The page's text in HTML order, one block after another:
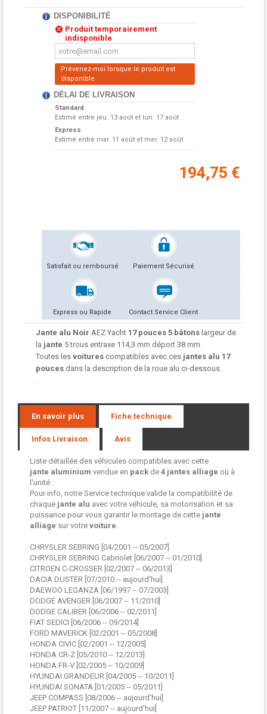
DISPONIBILITÉ
Produit temporairement
indisponible
Prévenez-moi lorsque le produit est
disponible
DÉLAI DE LIVRAISON
Standard
Estimé entre jeu. 13 août et lun. 17 août
Express
Estimé entre mar. 11 août et mer. 12 août
194,75 €
Satisfait ou remboursé Paiement Sécurisé
Express ou Rapide Contact Service Client
Jante alu Noir AEZ Yacht 17 pouces 5 bâtons largeur de
la jante 5 trous entraxe 114,3 mm déport 38 mm.
Toutes les voitures compatibles avec ces jantes alu 17
pouces dans la description de la roue alu ci-dessous.
.
En savoir plus Fiche technique
Infos Livraison Avis
Liste détaillée des véhicules compatibles avec cette
jante aluminium vendue en pack de 4 jantes alliage ou à
l'unité :
Pour info, notre Service technique valide la compatibilité de
chaque jante alu avec votre véhicule, sa motorisation et sa
puissance pour vous garantir le montage de cette jante
alliage sur votre voiture.
CHRYSLER SEBRING [04/2001 -- 05/2007]
CHRYSLER SEBRING Cabriolet [06/2007 -- 01/2010]
CITROEN C-CROSSER [02/2007 -- 06/2013]
DACIA DUSTER [07/2010 -- aujourd'hui]
DAEWOO LEGANZA [06/1997 -- 07/2003]
DODGE AVENGER [06/2007 -- 11/2010]
DODGE CALIBER [06/2006 -- 02/2011]
FIAT SEDICI [06/2006 -- 09/2014]
FORD MAVERICK [02/2001 -- 05/2008]
HONDA CIVIC [02/2001 -- 12/2005]
HONDA CR-Z [05/2010 -- 12/2013]
HONDA FR-V [02/2005 -- 10/2009]
HYUNDAI GRANDEUR [04/2005 -- 10/2011]
HYUNDAI SONATA [01/2005 -- 05/2011]
JEEP COMPASS [08/2006 -- aujourd'hui]
JEEP PATRIOT [11/2007 -- aujourd'hui]